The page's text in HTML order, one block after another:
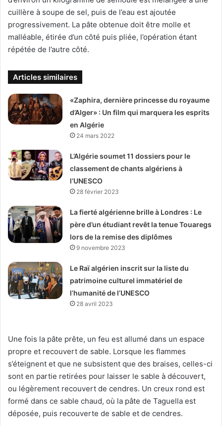
cuillère à soupe de sel, puis de l’eau est ajoutée
progressivement. La pâte obtenue doit être molle et
malléable, étirée d’un côté puis pliée, l’opération étant
répétée de l’autre côté.
Articles similaires
«Zaphira, dernière princesse du royaume
d’Alger» : Un film qui marquera les esprits
en Algérie
24 mars 2022
L’Algérie soumet 11 dossiers pour le
classement de chants algériens à
l’UNESCO
28 février 2023
La fierté algérienne brille à Londres : Le
père d’un étudiant revêt la tenue Touaregs
lors de la remise des diplômes
9 novembre 2023
Le Raï algérien inscrit sur la liste du
patrimoine culturel immatériel de
l’humanité de l’UNESCO
28 avril 2023
Une fois la pâte prête, un feu est allumé dans un espace
propre et recouvert de sable. Lorsque les flammes
s’éteignent et que ne subsistent que des braises, celles-ci
sont en partie retirées pour laisser le sable à découvert,
ou légèrement recouvert de cendres. Un creux rond est
formé dans ce sable chaud, où la pâte de Taguella est
déposée, puis recouverte de sable et de cendres.